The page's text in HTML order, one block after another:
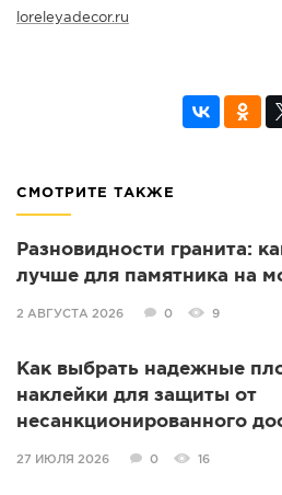
loreleyadecor.ru
СМОТРИТЕ ТАКЖЕ
Разновидности гранита:
лучше для памятника на
2 АВГУСТА 2026 0 9
Как выбрать надежные
наклейки для защиты от
несанкционированного
27 ИЮЛЯ 2026 0 16